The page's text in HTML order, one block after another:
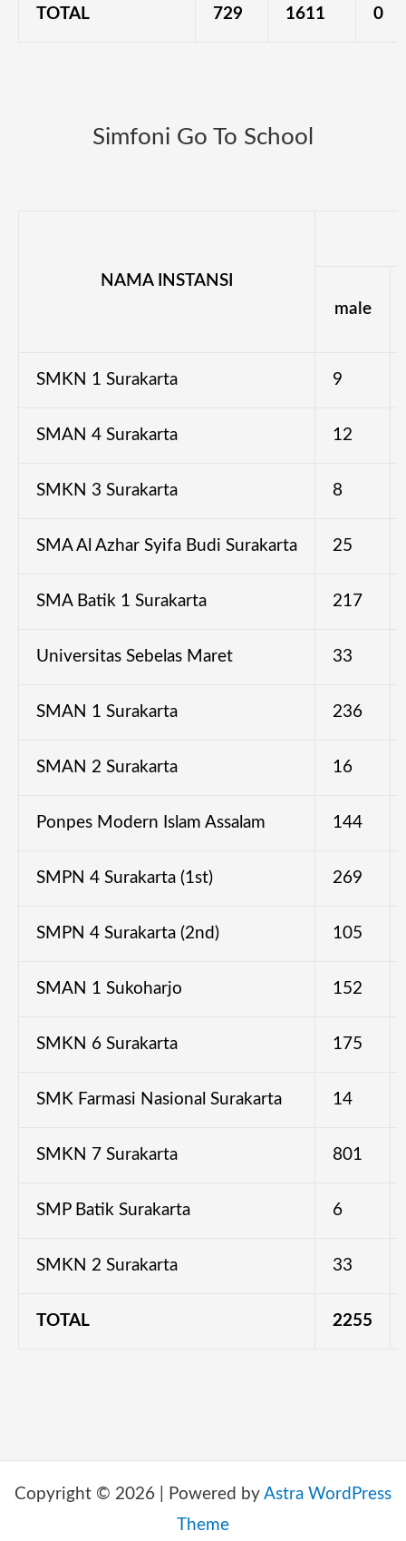
TOTAL 729 1611 0
Simfoni Go To School
NAMA INSTANSI
male
SMKN 1 Surakarta 9
SMAN 4 Surakarta 12
SMKN 3 Surakarta 8
SMA Al Azhar Syifa Budi Surakarta 25
SMA Batik 1 Surakarta 217
Universitas Sebelas Maret 33
SMAN 1 Surakarta 236
SMAN 2 Surakarta 16
Ponpes Modern Islam Assalam 144
SMPN 4 Surakarta (1st) 269
SMPN 4 Surakarta (2nd) 105
SMAN 1 Sukoharjo 152
SMKN 6 Surakarta 175
SMK Farmasi Nasional Surakarta 14
SMKN 7 Surakarta 801
SMP Batik Surakarta 6
SMKN 2 Surakarta 33
TOTAL 2255
Copyright © 2026 | Powered by Astra WordPress
Theme